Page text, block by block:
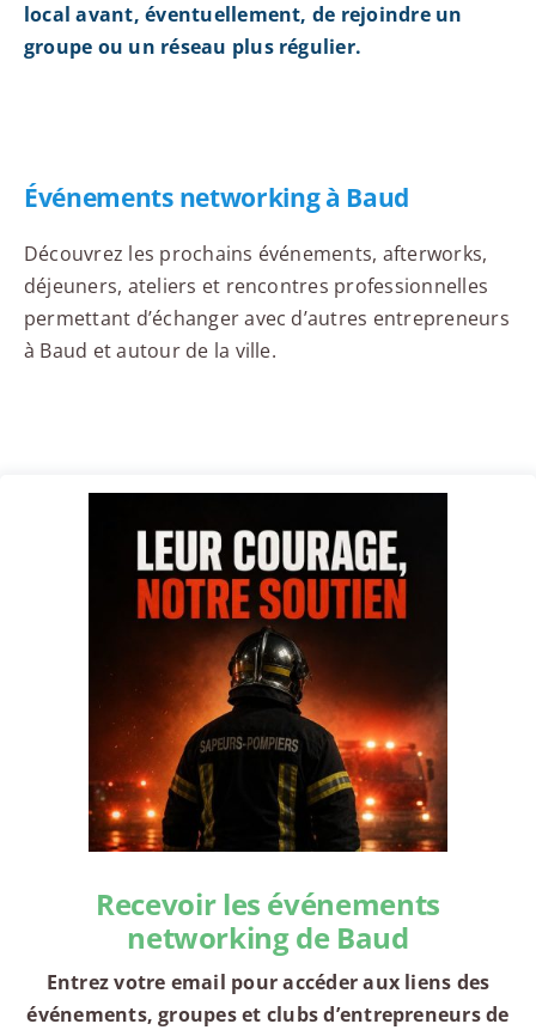
local avant, éventuellement, de rejoindre un
groupe ou un réseau plus régulier.
Événements networking à Baud
Découvrez les prochains événements, afterworks,
déjeuners, ateliers et rencontres professionnelles
permettant d’échanger avec d’autres entrepreneurs
à Baud et autour de la ville.
Recevoir les événements
networking de Baud
Entrez votre email pour accéder aux liens des
événements, groupes et clubs d’entrepreneurs de